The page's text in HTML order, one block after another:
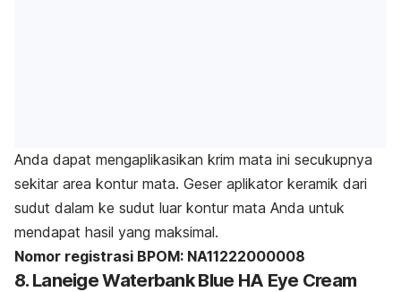
Anda dapat mengaplikasikan krim mata ini secukupnya
sekitar area kontur mata. Geser aplikator keramik dari
sudut dalam ke sudut luar kontur mata Anda untuk
mendapat hasil yang maksimal.
Nomor registrasi BPOM: NA11222000008
8. Laneige Waterbank Blue HA Eye Cream